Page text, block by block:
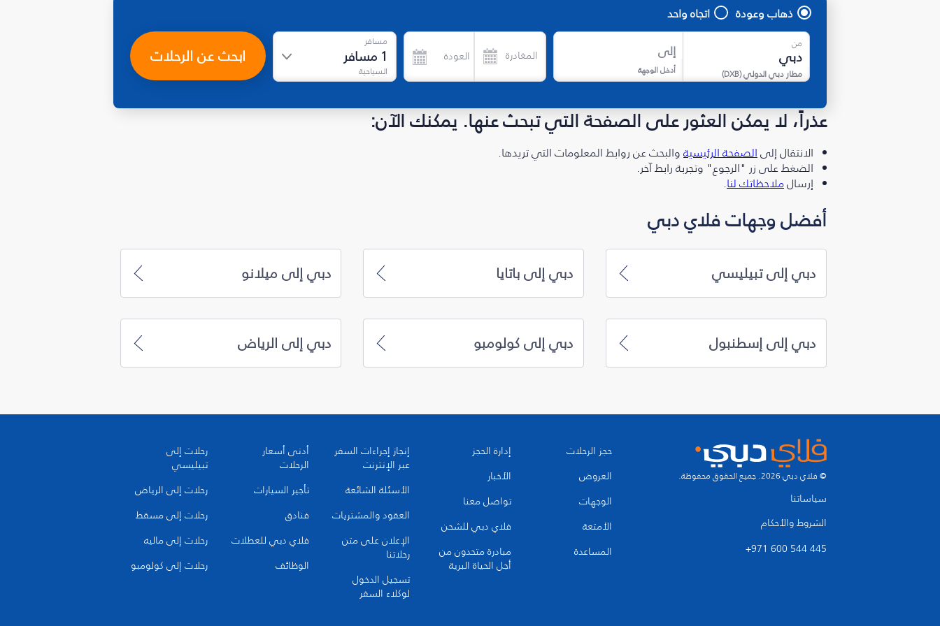
ذهاب وعودة اتجاه واحد
من
مطار دبي الدولي(
DXB
)
إلى
أدخل الوجهة
المغادرة العودة
مسافر
1 مسافر
السياحية
ابحث عن الرحلات
عذراً، لا يمكن العثور على الصفحة التي تبحث عنها. يمكنك الآن:
الانتقال إلى الصفحة الرئيسية والبحث عن روابط المعلومات التي تريدها.
الضغط على زر "الرجوع" وتجربة رابط آخر.
إرسالملاحظاتك لنا.
أفضل وجهات فلاي دبي
دبي إلى تبيليسي دبي إلى باتايا دبي إلى ميلانو
دبي إلى إسطنبول دبي إلى كولومبو دبي إلى الرياض
© فلاي دبي 2026. جميع الحقوق محفوظة.
سياساتنا
الشروط والأحكام
+971 600 544 445
حجز الرحلات
العروض
الوجهات
الأمتعة
المساعدة
إدارة الحجز
الأخبار
تواصل معنا
فلاي دبي للشحن
مبادرة متحدون من
أجل الحياة البرية
إنجاز إجراءات السفر
عبر الإنترنت
الأسئلة الشائعة
العقود والمشتريات
الإعلان على متن
رحلاتنا
تسجيل الدخول
لوكلاء السفر
أدنى أسعار
الرحلات
تأجير السيارات
فنادق
فلاي دبي للعطلات
الوظائف
رحلات إلى
تبيليسي
رحلات إلى الرياض
رحلات إلى مسقط
رحلات إلى ماليه
رحلات إلى كولومبو